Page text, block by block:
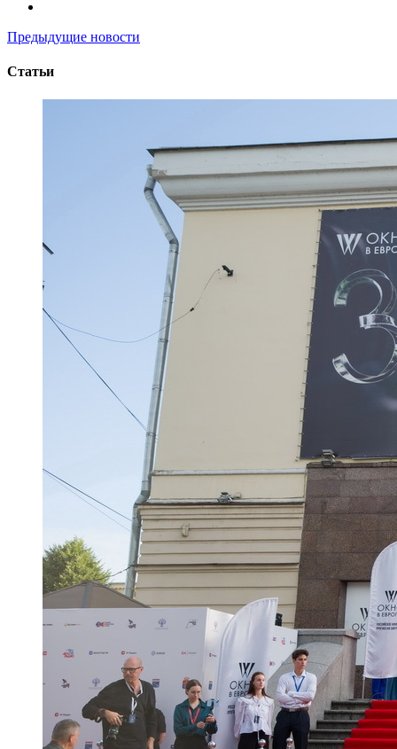
Предыдущие новости
Статьи